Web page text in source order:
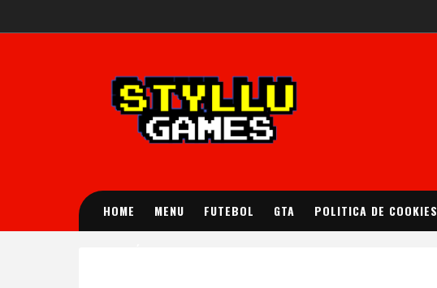
HOME MENU FUTEBOL GTA POLITICA DE COOKIES